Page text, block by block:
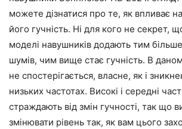
можете дізнатися про те, як впливає на
його гучність. Ні для кого не секрет,
моделі навушників додають тим
шумів, чим вище стає гучність. В
не спостерігається, власне, як і
низьких частотах. Високі і середні
страждають від змін гучності, так що
змінювати рівень так, як вам цього